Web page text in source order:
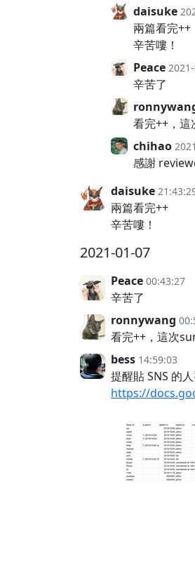
daisuke
兩篇看完++
辛苦嘍！
Peace
辛苦了
看完++，
chihao
感謝
daisuke
兩篇看完++
辛苦嘍！
2021-01-07
Peace 00:43:27
辛苦了
ronnywang
看完++，這次
bess 14:59:03
提醒貼 SNS 的
https://